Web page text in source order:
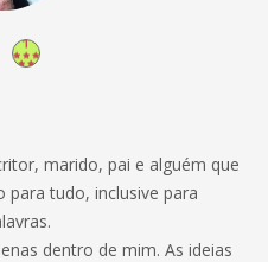
marido, pai e alguém que
para tudo, inclusive para
dentro de mim. As ideias